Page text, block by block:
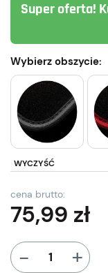
Super oferta!
Wybierz obszycie:
WYCZYŚĆ
cena brutto:
75,99 zł
- +